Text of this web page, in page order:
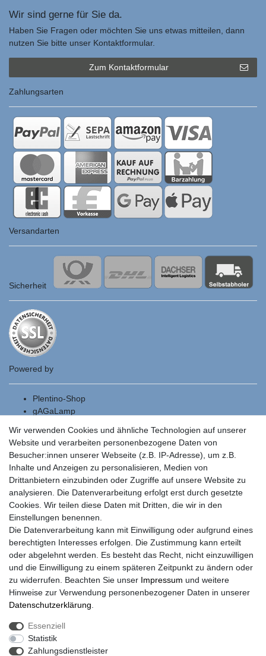
Wir sind gerne für Sie da.
Haben Sie Fragen oder möchten Sie uns etwas mitteilen, dann
nutzen Sie bitte unser Kontaktformular.
Zum Kontaktformular
Zahlungsarten
Versandarten
Sicherheit
Powered by
Plentino-Shop
gAGaLamp
Cardanlight-Shop
Batteriespeicher
PlentiSolar
Gebrauchtlicht
Ledkauf
DEYESOLAR
Lightech Connect
CardanLight Europe
FORTIMO LEDs
LED-RETROSHOP
MeinUSB
Impressum
Barrierefreiheitserklärung
Wir verwenden Cookies und ähnliche Technologien auf unserer
Website und verarbeiten personenbezogene Daten von
Besucher:innen unserer Webseite (z.B. IP-Adresse), um z.B.
Inhalte und Anzeigen zu personalisieren, Medien von
Drittanbietern einzubinden oder Zugriffe auf unsere Website zu
analysieren. Die Datenverarbeitung erfolgt erst durch gesetzte
Cookies. Wir teilen diese Daten mit Dritten, die wir in den
Einstellungen benennen.
Die Datenverarbeitung kann mit Einwilligung oder aufgrund eines
berechtigten Interesses erfolgen. Die Zustimmung kann erteilt
oder abgelehnt werden. Es besteht das Recht, nicht einzuwilligen
und die Einwilligung zu einem späteren Zeitpunkt zu ändern oder
zu widerrufen. Beachten Sie unser Impressum und weitere
Hinweise zur Verwendung personenbezogener Daten in unserer
Daten­schutz­erklärung
Essenziell
Statistik
Zahlungsdienstleister